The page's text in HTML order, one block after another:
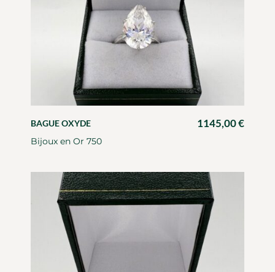
BAGUE OXYDE 1145,00€
Bijoux en Or 750